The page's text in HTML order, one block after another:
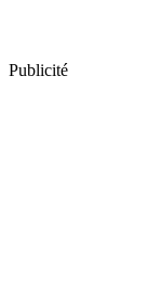
Publicité